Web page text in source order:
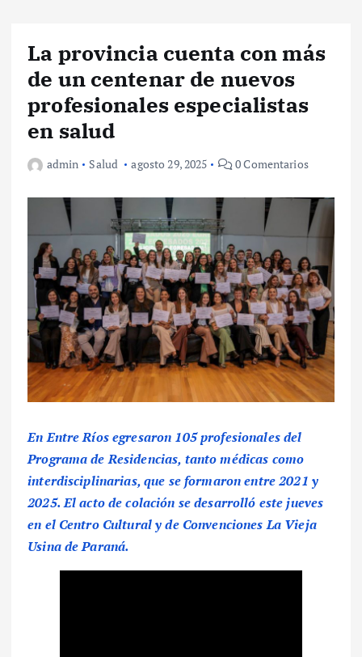
La provincia cuenta con más
de un centenar de nuevos
profesionales especialistas
en salud
admin Salud agosto 29, 2025 0 Comentarios
En Entre Ríos egresaron 105 profesionales del
Programa de Residencias, tanto médicas como
interdisciplinarias, que se formaron entre 2021 y
2025. El acto de colación se desarrolló este jueves
en el Centro Cultural y de Convenciones La Vieja
Usina de Paraná.